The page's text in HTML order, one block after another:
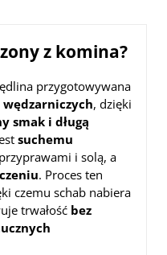
z komina?
przygotowywana
, dzięki
smak i długą
suchemu
i solą, a
. Proces ten
czemu schab nabiera
trwałość bez